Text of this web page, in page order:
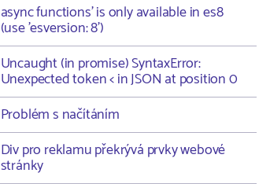
async functions' is only available in es8
(use 'esversion: 8')
Uncaught (in promise) SyntaxError:
Unexpected token < in JSON at position 0
Problém s načítáním
Div pro reklamu překrývá prvky webové
stránky